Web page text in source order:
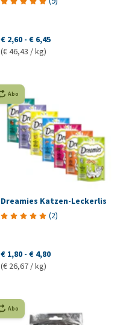
€ 2,60 - € 6,45
(€ 46,43 / kg)
Abo
Dreamies Katzen-Leckerlis
(2)
€ 1,80 - € 4,80
(€ 26,67 / kg)
Abo